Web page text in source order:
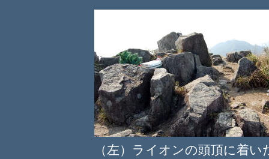
（左）ライオンの頭頂に